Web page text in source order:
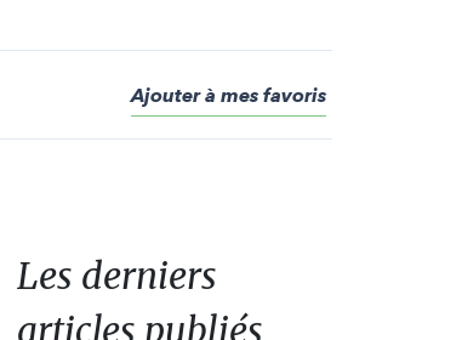
Ajouter à mes favoris
Les derniers
articles publiés